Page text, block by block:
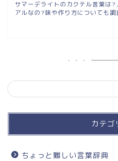
サマーデライトのカクテル言葉は?
アルなの?味や作り方についても調
カテゴ
ちょっと難しい言葉辞典